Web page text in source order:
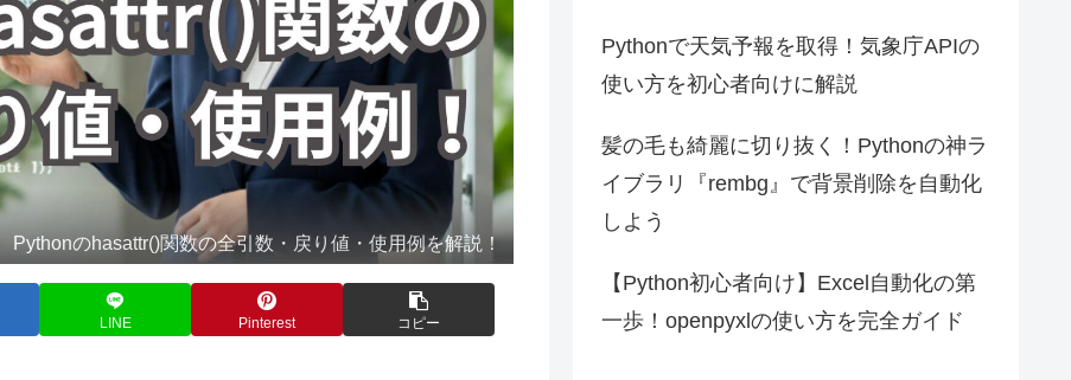
Pythonのhasattr()関数の全引数・戻り値・使用例を解説！
LINE Pinterest コピー
Pythonで天気予報を取得！気象庁APIの
使い方を初心者向けに解説
髪の毛も綺麗に切り抜く！Pythonの神ラ
イブラリ『rembg』で背景削除を自動化
しよう
【Python初心者向け】Excel自動化の第
一歩！openpyxlの使い方を完全ガイド